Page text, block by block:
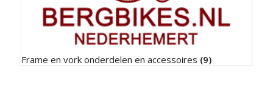
Frame en vork onderdelen en accessoires (9)